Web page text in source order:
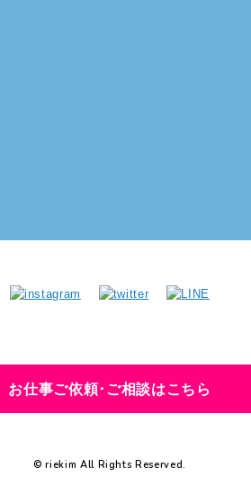
お仕事ご依頼･ご相談はこちら
© riekim All Rights Reserved.